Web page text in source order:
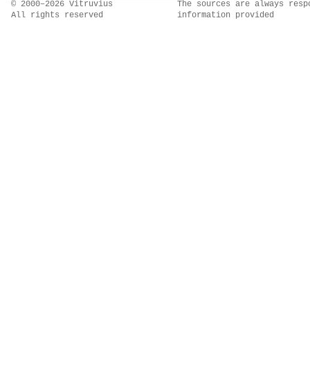
© 2000–2026 Vitruvius
All rights reserved
The sources are always
information provided